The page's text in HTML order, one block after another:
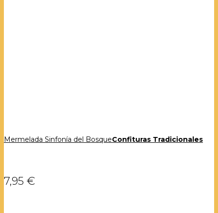
Mermelada Sinfonía del BosqueConfituras Tradicionales
7,95 €